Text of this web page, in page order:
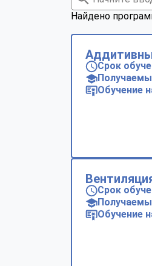
Найдено
Срок
Обучение
Срок
Обучение